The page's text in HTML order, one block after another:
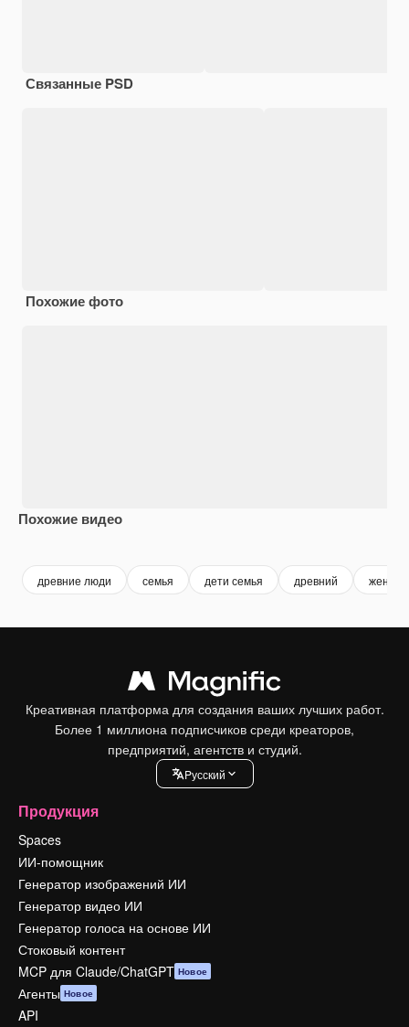
Связанные PSD
Похожие фото
Похожие видео
древние люди семья дети семья древний
Креативная платформа для создания ваших лучших работ.
Более 1 миллиона подписчиков среди креаторов,
предприятий, агентств и студий.
Pусский
Продукция
Spaces
ИИ-помощник
Генератор изображений ИИ
Генератор видео ИИ
Генератор голоса на основе ИИ
Стоковый контент
MCP для Claude/ChatGPT Новое
Агенты Новое
API